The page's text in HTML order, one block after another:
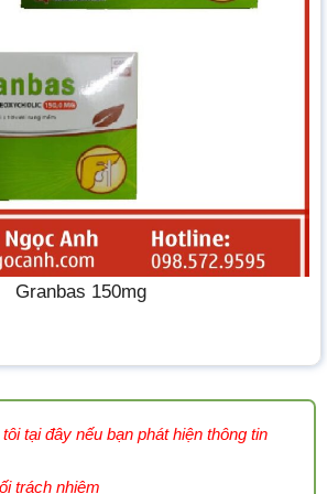
Granbas 150mg
tại đây nếu bạn phát hiện thông tin
trách nhiệm